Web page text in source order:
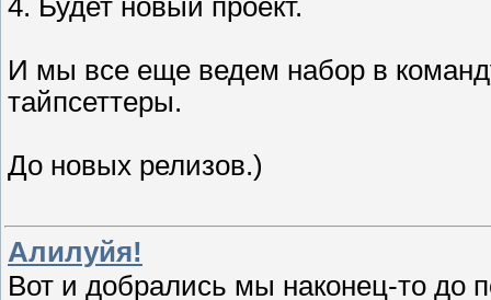
4. Будет новый проект.
И мы все еще ведем набор в
тайпсеттеры.
До новых релизов.)
Алилуйя!
Вот и добрались мы наконец-то до